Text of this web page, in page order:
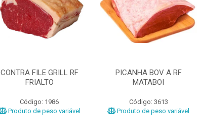
CONTRA FILE GRILL RF
FRIALTO
Código: 1986
Produto de peso variável
PICANHA BOV A RF
MATABOI
Código: 3613
Produto de peso variável